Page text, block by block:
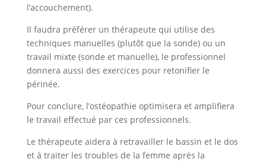
l’accouchement).
Il faudra préférer un thérapeute qui utilise des
techniques manuelles (plutôt que la sonde) ou un
travail mixte (sonde et manuelle), le professionnel
donnera aussi des exercices pour retonifier le
périnée.
Pour conclure, l’ostéopathie optimisera et amplifiera
le travail effectué par ces professionnels.
Le thérapeute aidera à retravailler le bassin et le dos
et à traiter les troubles de la femme après la